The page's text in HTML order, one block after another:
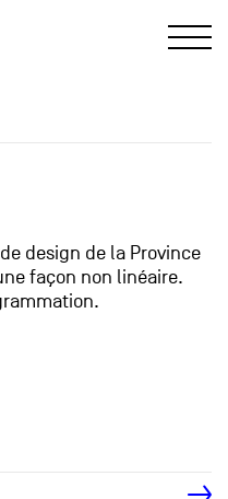
design de la Province
façon non linéaire.